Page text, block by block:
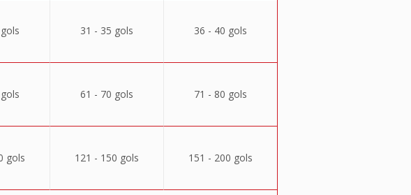
31 - 35 gols 36 - 40 gols
61 - 70 gols 71 - 80 gols
gols 121 - 150 gols 151 - 200 gols